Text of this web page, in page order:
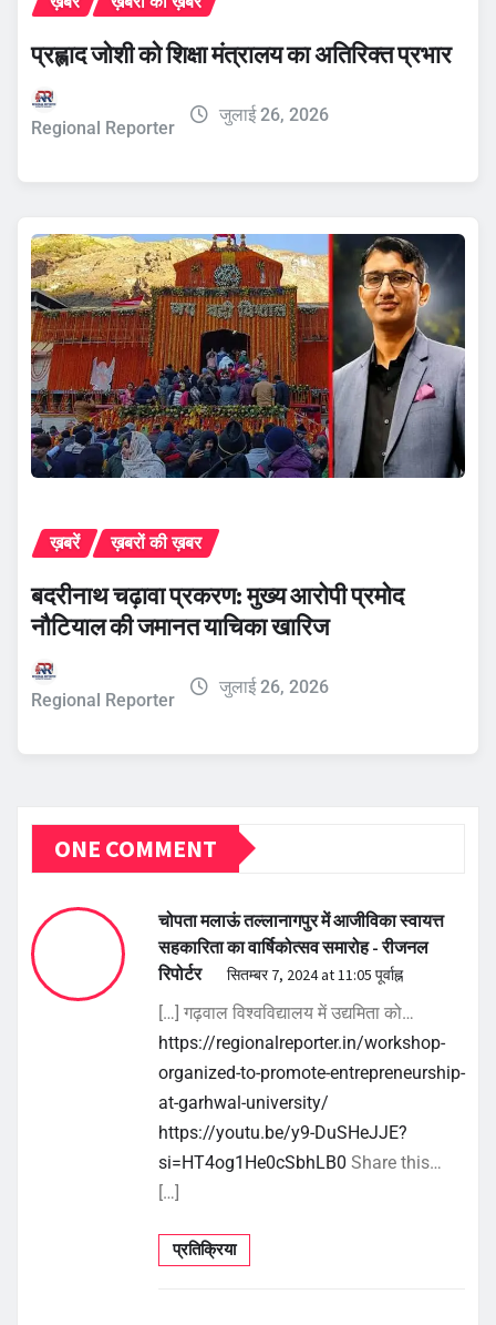
प्रह्लाद जोशी को शिक्षा मंत्रालय का अतिरिक्त प्रभार
Regional Reporter
जुलाई 26, 2026
ख़बरें ख़बरों की ख़बर
बदरीनाथ चढ़ावा प्रकरण: मुख्य आरोपी प्रमोद
नौटियाल की जमानत याचिका खारिज
Regional Reporter
जुलाई 26, 2026
ONE COMMENT
चोपता मलाऊं तल्लानागपुर में आजीविका स्वायत्त
सहकारिता का वार्षिकोत्सव समारोह - रीजनल
रिपोर्टर
सितम्बर 7, 2024 at 11:05 पूर्वाह्न
[…] गढ़वाल विश्वविद्यालय में उद्यमिता को…
https://regionalreporter.in/workshop-
organized-to-promote-entrepreneurship-
at-garhwal-university/
https://youtu.be/y9-DuSHeJJE?
si=HT4og1He0cSbhLB0 Share this…
[…]
प्रतिक्रिया